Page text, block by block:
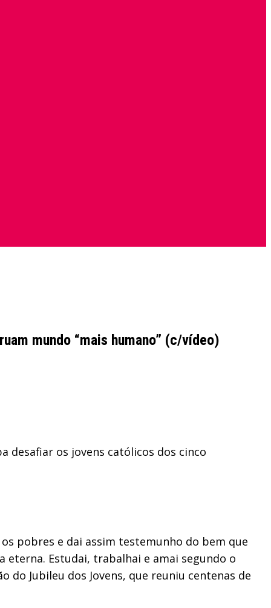
mundo “mais humano” (c/vídeo)
desafiar os jovens católicos dos cinco
pobres e dai assim testemunho do bem que
Estudai, trabalhai e amai segundo o
do Jubileu dos Jovens, que reuniu centenas de